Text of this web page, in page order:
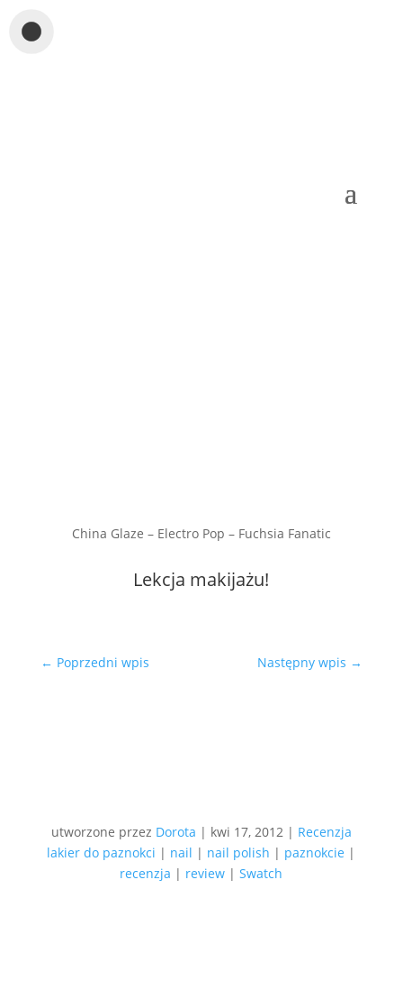
China Glaze – Electro Pop – Fuchsia Fanatic
Lekcja makijażu!
← Poprzedni wpis Następny wpis →
utworzone przez Dorota | kwi 17, 2012| Recenzja
lakier do paznokci | nail | nail polish | paznokcie |
recenzja | review |Swatch